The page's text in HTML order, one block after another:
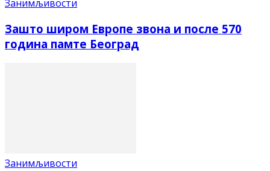
Занимљивости
Зашто широм Европе звона и после 570
година памте Београд
Занимљивости